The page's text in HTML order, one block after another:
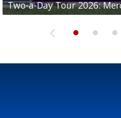
Two-a-Day Tour 2026:
Two-a-Day Tour 2026:
Two-a-Day Tour 2026:
Two-a-Day Tour 2026:
Two-a-Day Tour 2026: La